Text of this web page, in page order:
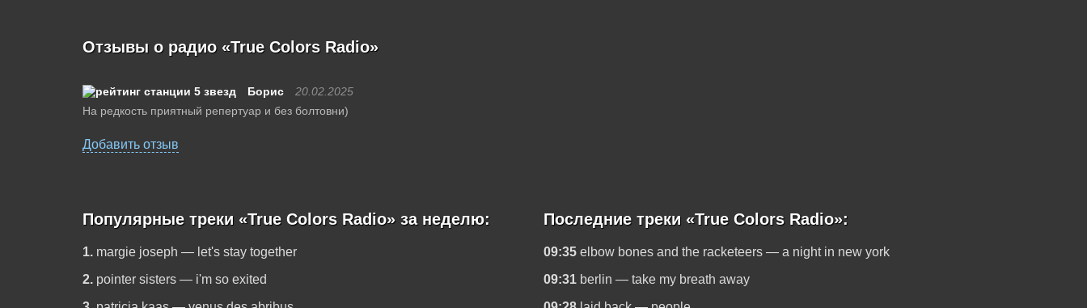
Отзывы о радио «True Colors Radio»
Борис
20.02.2025
На редкость приятный репертуар и без болтовни)
Добавить отзыв
Популярные треки «True Colors Radio» за неделю:
1. margie joseph — let's stay together
2. pointer sisters — i'm so exited
Последние треки «True Colors Radio»:
09:35 elbow bones and the racketeers — a night in new york
09:31 berlin — take my breath away